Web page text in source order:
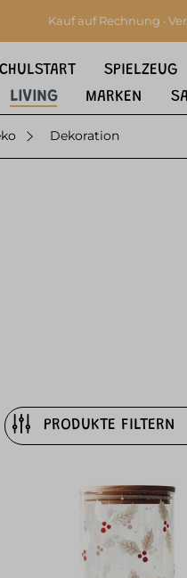
Kauf auf Rechnung ·
SPIELZEUG
LIVING MARKEN
Dekoration
PRODUKTE FILTERN